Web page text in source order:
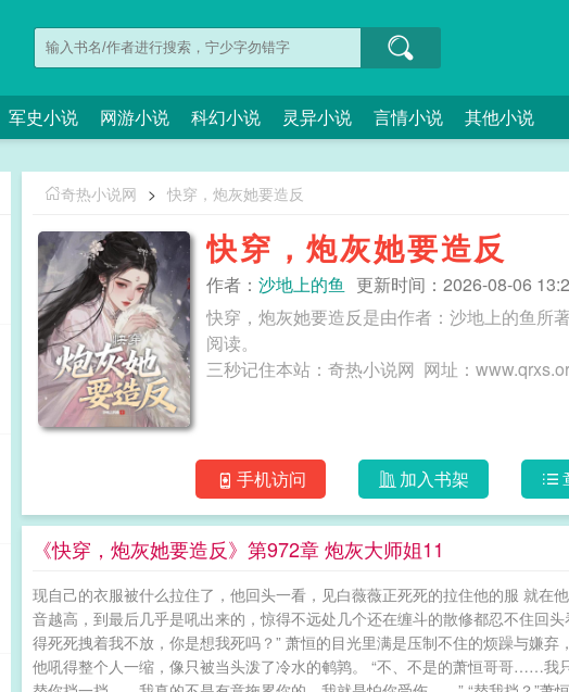
军史小说 网游小说 科幻小说 灵异小说 言情小说 其他小说
奇热小说网 > 快穿，炮灰她要造反
快穿，炮灰她要造反
作者： 沙地上的鱼 更新时间：2026-08-06
快穿，炮灰她要造反是由作者：沙地上的鱼所
阅读。
手机访问 加入书架
《快穿，炮灰她要造反》第972章 炮灰大师姐11
现自己的衣服被什么拉住了，他回头一看，见白薇薇正死死的拉住他的服 就在
音越高，到最后几乎是吼出来的，惊得不远处几个还在缠斗的散修都忍不住回
得死死拽着我不放，你是想我死吗？” 萧恒的目光里满是压制不住的烦躁与嫌
他吼得整个人一缩，像只被当头泼了冷水的鹌鹑。 “不、不是的萧恒哥哥……我